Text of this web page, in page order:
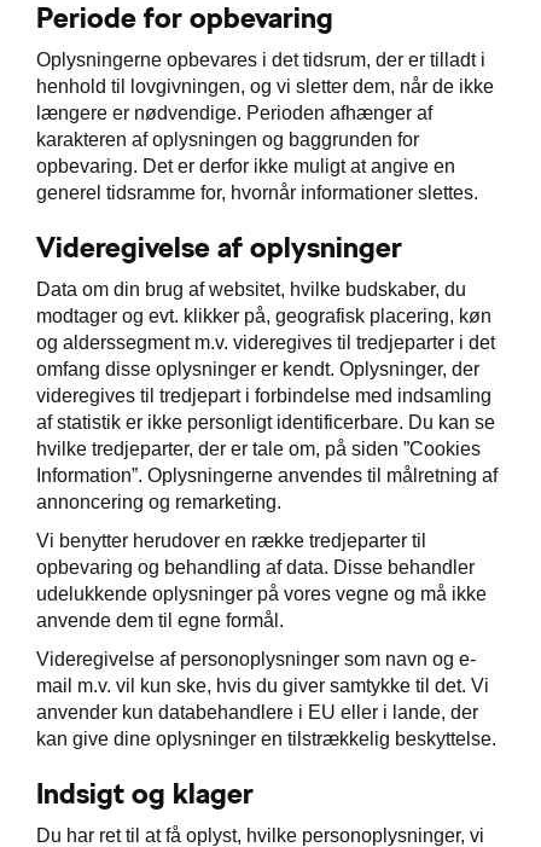
Periode for opbevaring
Oplysningerne opbevares i det tidsrum, der er tilladt i
henhold til lovgivningen, og vi sletter dem, når de ikke
længere er nødvendige. Perioden afhænger af
karakteren af oplysningen og baggrunden for
opbevaring. Det er derfor ikke muligt at angive en
generel tidsramme for, hvornår informationer slettes.
Videregivelse af oplysninger
Data om din brug af websitet, hvilke budskaber, du
modtager og evt. klikker på, geografisk placering, køn
og alderssegment m.v. videregives til tredjeparter i det
omfang disse oplysninger er kendt. Oplysninger, der
videregives til tredjepart i forbindelse med indsamling
af statistik er ikke personligt identificerbare. Du kan se
hvilke tredjeparter, der er tale om, på siden ”Cookies
Information”. Oplysningerne anvendes til målretning af
annoncering og remarketing.
Vi benytter herudover en række tredjeparter til
opbevaring og behandling af data. Disse behandler
udelukkende oplysninger på vores vegne og må ikke
anvende dem til egne formål.
Videregivelse af personoplysninger som navn og e-
mail m.v. vil kun ske, hvis du giver samtykke til det. Vi
anvender kun databehandlere i EU eller i lande, der
kan give dine oplysninger en tilstrækkelig beskyttelse.
Indsigt og klager
Du har ret til at få oplyst, hvilke personoplysninger, vi